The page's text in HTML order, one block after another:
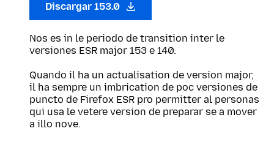
Discargar 153.0
Nos es in le periodo de transition inter le
versiones ESR major 153 e 140.
Quando il ha un actualisation de version major,
il ha sempre un imbrication de poc versiones de
puncto de Firefox ESR pro permitter al personas
qui usa le vetere version de preparar se a mover
a illo nove.